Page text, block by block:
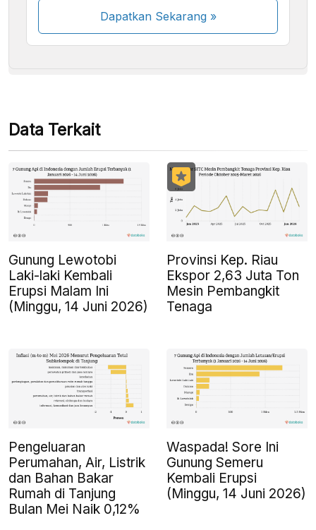
Dapatkan Sekarang»
Beberapa metode pembayaran masih dalam
Data Terkait
Gunung Lewotobi
Laki-laki Kembali
Erupsi Malam Ini
(Minggu, 14 Juni 2026)
Provinsi Kep. Riau
Ekspor 2,63 Juta Ton
Mesin Pembangkit
Tenaga
Pengeluaran
Perumahan, Air, Listrik
dan Bahan Bakar
Rumah di Tanjung
Bulan Mei Naik 0,12%
Waspada! Sore Ini
Gunung Semeru
Kembali Erupsi
(Minggu, 14 Juni 2026)